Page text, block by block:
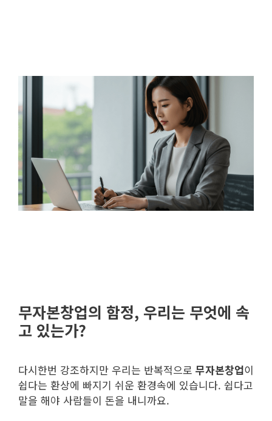
무자본창업의 함정, 우리는 무엇에 속
고 있는가?
다시한번 강조하지만 우리는 반복적으로 무자본창업이
쉽다는 환상에 빠지기 쉬운 환경속에 있습니다. 쉽다고
말을 해야 사람들이 돈을 내니까요.